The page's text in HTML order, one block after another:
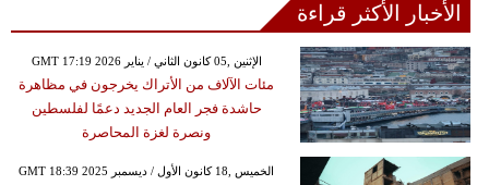
الأخبار الأكثر قراءة
GMT 17:19 2026 الإثنين ,05 كانون الثاني / يناير
مئات الآلاف من الأتراك يخرجون في مظاهرة
حاشدة فجر العام الجديد دعمًا لفلسطين
ونصرة لغزة المحاصرة
GMT 18:39 2025 الخميس ,18 كانون الأول / ديسمبر